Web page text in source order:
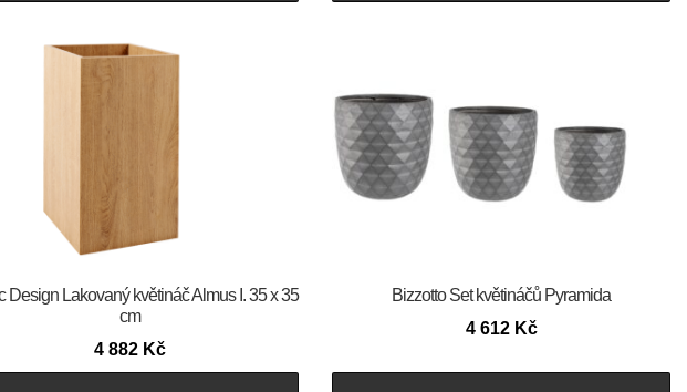
Design Lakovaný květináč Almus I. 35 x 35
cm
4 882 Kč
Bizzotto Set květináčů Pyramida
4 612 Kč